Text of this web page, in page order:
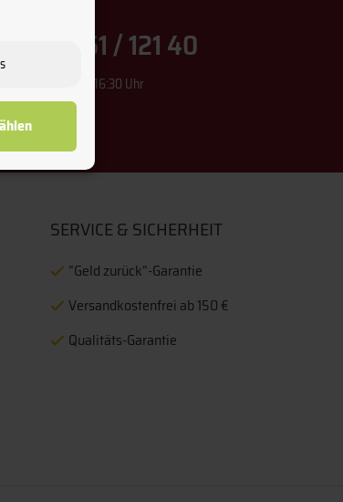
(0) 261 / 121 40
Donnerstag 9:00 - 16:30 Uhr
- 13:00 Uhr
SERVICE & SICHERHEIT
“Geld zurück“-Garantie
Versandkostenfrei ab 150 €
Qualitäts-Garantie